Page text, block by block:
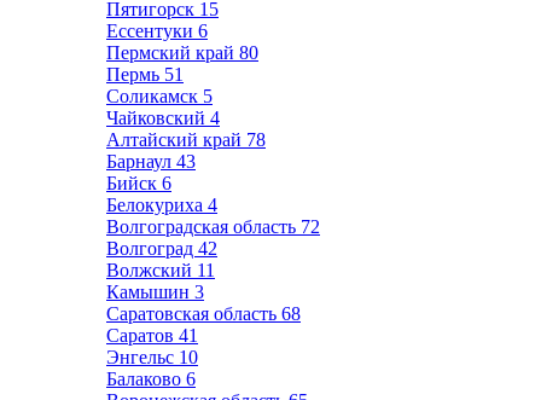
Пятигорск 15
Ессентуки 6
Пермский край 80
Пермь 51
Соликамск 5
Чайковский 4
Алтайский край 78
Барнаул 43
Бийск 6
Белокуриха 4
Волгоградская область 72
Волгоград 42
Волжский 11
Камышин 3
Саратовская область 68
Саратов 41
Энгельс 10
Балаково 6